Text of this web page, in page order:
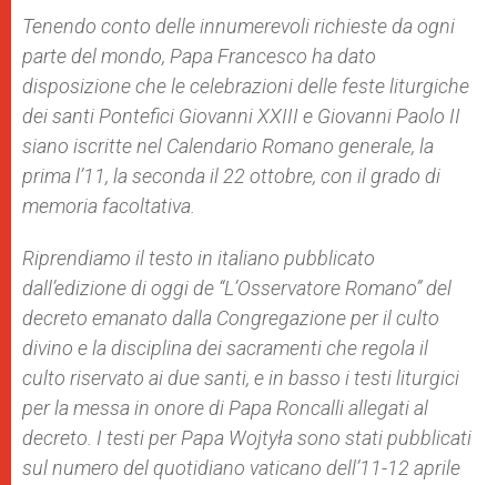
p
p
g
e
r
o
k
r
Tenendo conto delle innumerevoli richieste da ogni
parte del mondo, Papa Francesco ha dato
disposizione che le celebrazioni delle feste liturgiche
dei santi Pontefici Giovanni XXIII e Giovanni Paolo II
siano iscritte nel Calendario Romano generale, la
prima l’11, la seconda il 22 ottobre, con il grado di
memoria facoltativa.
Riprendiamo il testo in italiano pubblicato
dall’edizione di oggi de “L’Osservatore Romano” del
decreto emanato dalla Congregazione per il culto
divino e la disciplina dei sacramenti che regola il
culto riservato ai due santi, e in basso i testi liturgici
per la messa in onore di Papa Roncalli allegati al
decreto. I testi per Papa Wojtyła sono stati pubblicati
sul numero del quotidiano vaticano dell’11-12 aprile